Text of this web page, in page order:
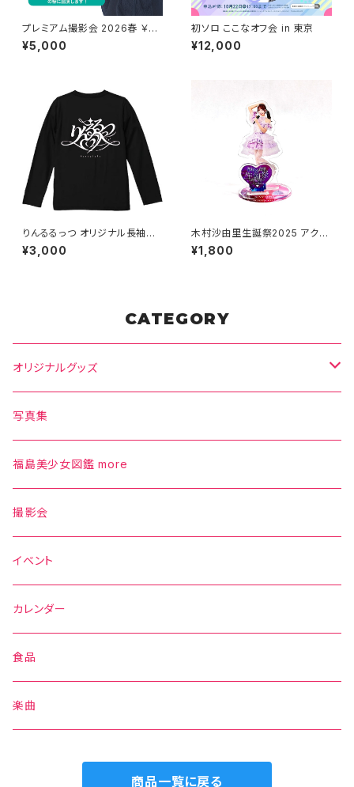
プレミアム撮影会 2026春 ￥50
00枠
¥5,000
初ソロ ここなオフ会 in 東京
¥12,000
りんるるっつ オリジナル長袖T
シャツ
¥3,000
木村沙由里生誕祭2025 アクス
タ
¥1,800
CATEGORY
オリジナルグッズ
Tシャツ
タオル
パーカー
スウェット
バッグ
帽子
写真集
福島美少女図鑑 more
撮影会
イベント
カレンダー
食品
楽曲
商品一覧に戻る